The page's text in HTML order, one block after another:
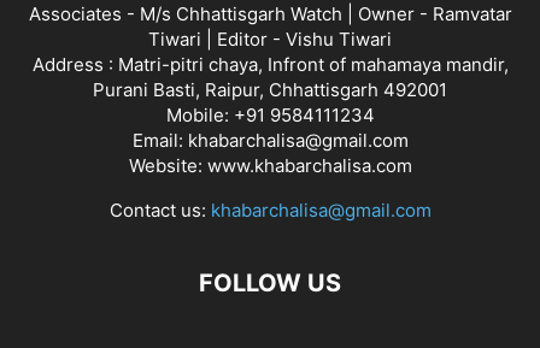
Associates - M/s Chhattisgarh Watch | Owner - Ramvatar
Tiwari | Editor - Vishu Tiwari
Address : Matri-pitri chaya, Infront of mahamaya mandir,
Purani Basti, Raipur, Chhattisgarh 492001
Mobile: +91 9584111234
Email: khabarchalisa@gmail.com
Website: www.khabarchalisa.com
Contact us: khabarchalisa@gmail.com
FOLLOW US